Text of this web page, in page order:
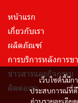
เว็บไซต์นี้มีก
ประสบการณ์ที่ดี
อ่านรายละเอีย
หน้าแรก
เกี่ยวกับเรา
ผลิตภัณฑ์
การบริการหลังการข
ข่าวสารและกิจกรรม
ติดต่อเรา